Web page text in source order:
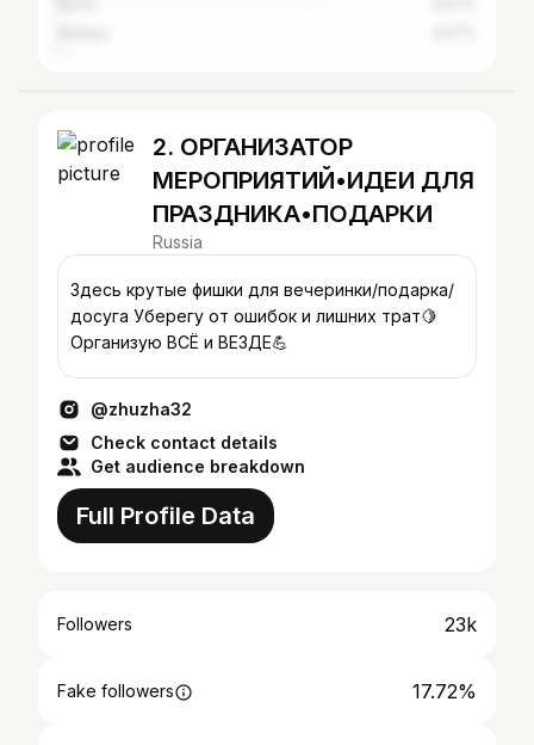
2. ОРГАНИЗАТОР
МЕРОПРИЯТИЙ•ИДЕИ ДЛЯ
ПРАЗДНИКА•ПОДАРКИ
Russia
Здесь крутые фишки для вечеринки/подарка/
досуга Уберегу от ошибок и лишних трат🍋
Организую ВСЁ и ВЕЗДЕ💪
@zhuzha32
Check contact details
Get audience breakdown
Full Profile Data
Followers 23k
Fake followers 17.72%